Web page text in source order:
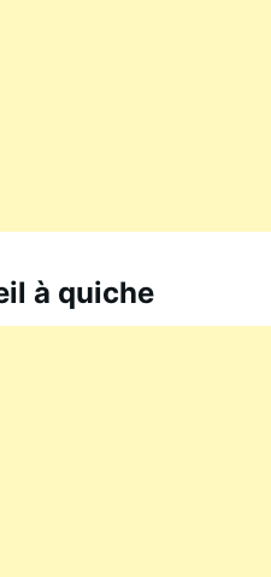
à quiche